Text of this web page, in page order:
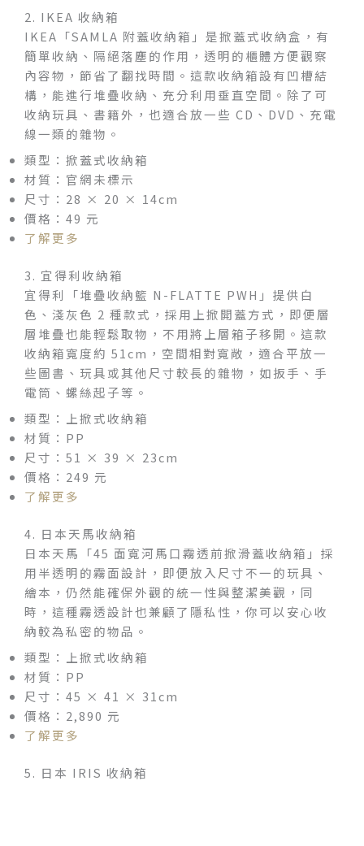
2. IKEA 收納箱
IKEA「SAMLA 附蓋收納箱」是掀蓋式收納盒，有
簡單收納、隔絕落塵的作用，透明的櫃體方便觀察
內容物，節省了翻找時間。這款收納箱設有凹槽結
構，能進行堆疊收納、充分利用垂直空間。除了可
收納玩具、書籍外，也適合放一些 CD、DVD、充電
線一類的雜物。
類型：掀蓋式收納箱
材質：官網未標示
尺寸：28 × 20 × 14cm
價格：49 元
了解更多
3. 宜得利收納箱
宜得利「堆疊收納籃 N-FLATTE PWH」提供白
色、淺灰色 2 種款式，採用上掀開蓋方式，即便層
層堆疊也能輕鬆取物，不用將上層箱子移開。這款
收納箱寬度約 51cm，空間相對寬敞，適合平放一
些圖書、玩具或其他尺寸較長的雜物，如扳手、手
電筒、螺絲起子等。
類型：上掀式收納箱
材質：PP
尺寸：51 × 39 × 23cm
價格：249 元
了解更多
4. 日本天馬收納箱
日本天馬「45 面寬河馬口霧透前掀滑蓋收納箱」採
用半透明的霧面設計，即便放入尺寸不一的玩具、
繪本，仍然能確保外觀的統一性與整潔美觀，同
時，這種霧透設計也兼顧了隱私性，你可以安心收
納較為私密的物品。
類型：上掀式收納箱
材質：PP
尺寸：45 × 41 × 31cm
價格：2,890 元
了解更多
5. 日本 IRIS 收納箱